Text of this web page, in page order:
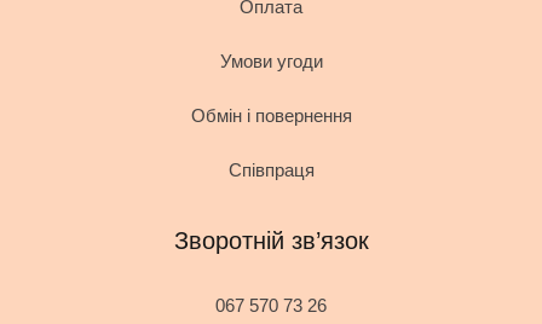
Оплата
Умови угоди
Обмін і повернення
Співпраця
Зворотній зв’язок
067 570 73 26